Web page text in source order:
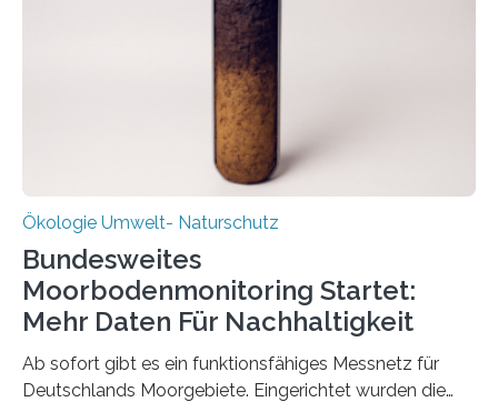
2025 offiziell eingeweihte Stadtrundgang „KreisLauf“. Er
ist ab sofort im Leipziger Stadtgebiet…
Ökologie Umwelt- Naturschutz
Bundesweites
Moorbodenmonitoring Startet:
Mehr Daten Für Nachhaltigkeit
Ab sofort gibt es ein funktionsfähiges Messnetz für
Deutschlands Moorgebiete. Eingerichtet wurden die